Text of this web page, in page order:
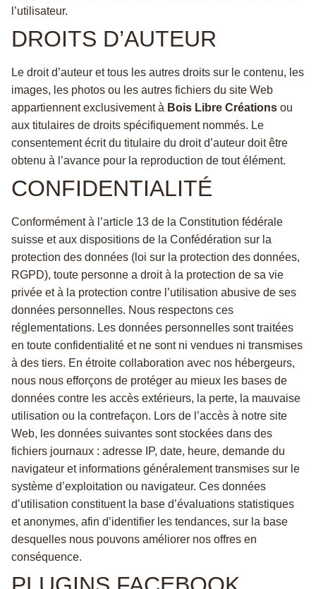
l’utilisateur.
DROITS D’AUTEUR
Le droit d’auteur et tous les autres droits sur le contenu, les
images, les photos ou les autres fichiers du site Web
appartiennent exclusivement à Bois Libre Créationsou
aux titulaires de droits spécifiquement nommés. Le
consentement écrit du titulaire du droit d’auteur doit être
obtenu à l’avance pour la reproduction de tout élément.
CONFIDENTIALITÉ
Conformément à l’article 13 de la Constitution fédérale
suisse et aux dispositions de la Confédération sur la
protection des données (loi sur la protection des données,
RGPD), toute personne a droit à la protection de sa vie
privée et à la protection contre l’utilisation abusive de ses
données personnelles. Nous respectons ces
réglementations. Les données personnelles sont traitées
en toute confidentialité et ne sont ni vendues ni transmises
à des tiers. En étroite collaboration avec nos hébergeurs,
nous nous efforçons de protéger au mieux les bases de
données contre les accès extérieurs, la perte, la mauvaise
utilisation ou la contrefaçon. Lors de l’accès à notre site
Web, les données suivantes sont stockées dans des
fichiers journaux : adresse IP, date, heure, demande du
navigateur et informations généralement transmises sur le
système d’exploitation ou navigateur. Ces données
d’utilisation constituent la base d’évaluations statistiques
et anonymes, afin d’identifier les tendances, sur la base
desquelles nous pouvons améliorer nos offres en
conséquence.